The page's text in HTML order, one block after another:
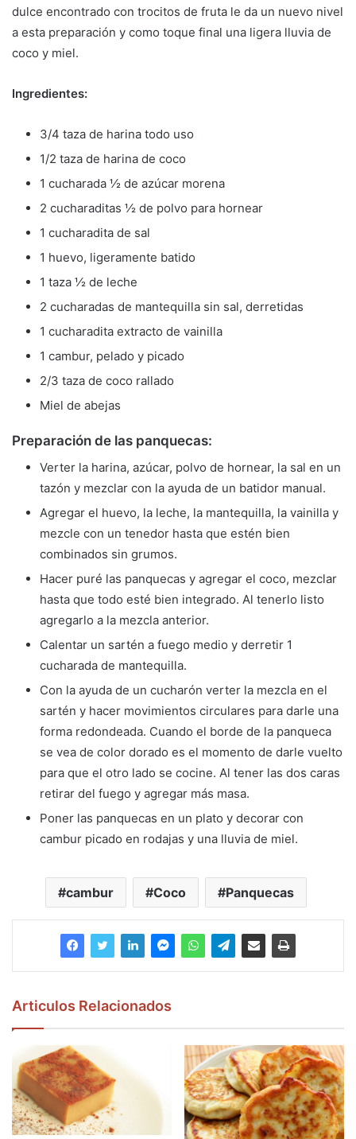
dulce encontrado con trocitos de fruta le da un nuevo nivel
a esta preparación y como toque final una ligera lluvia de
coco y miel.
Ingredientes:
3/4 taza de harina todo uso
1/2 taza de harina de coco
1 cucharada ½ de azúcar morena
2 cucharaditas ½ de polvo para hornear
1 cucharadita de sal
1 huevo, ligeramente batido
1 taza ½ de leche
2 cucharadas de mantequilla sin sal, derretidas
1 cucharadita extracto de vainilla
1 cambur, pelado y picado
2/3 taza de coco rallado
Miel de abejas
Preparación de las panquecas:
Verter la harina, azúcar, polvo de hornear, la sal en un
tazón y mezclar con la ayuda de un batidor manual.
Agregar el huevo, la leche, la mantequilla, la vainilla y
mezcle con un tenedor hasta que estén bien
combinados sin grumos.
Hacer puré las panquecas y agregar el coco, mezclar
hasta que todo esté bien integrado. Al tenerlo listo
agregarlo a la mezcla anterior.
Calentar un sartén a fuego medio y derretir 1
cucharada de mantequilla.
Con la ayuda de un cucharón verter la mezcla en el
sartén y hacer movimientos circulares para darle una
forma redondeada. Cuando el borde de la panqueca
se vea de color dorado es el momento de darle vuelto
para que el otro lado se cocine. Al tener las dos caras
retirar del fuego y agregar más masa.
Poner las panquecas en un plato y decorar con
cambur picado en rodajas y una lluvia de miel.
cambur Coco Panquecas
Articulos Relacionados